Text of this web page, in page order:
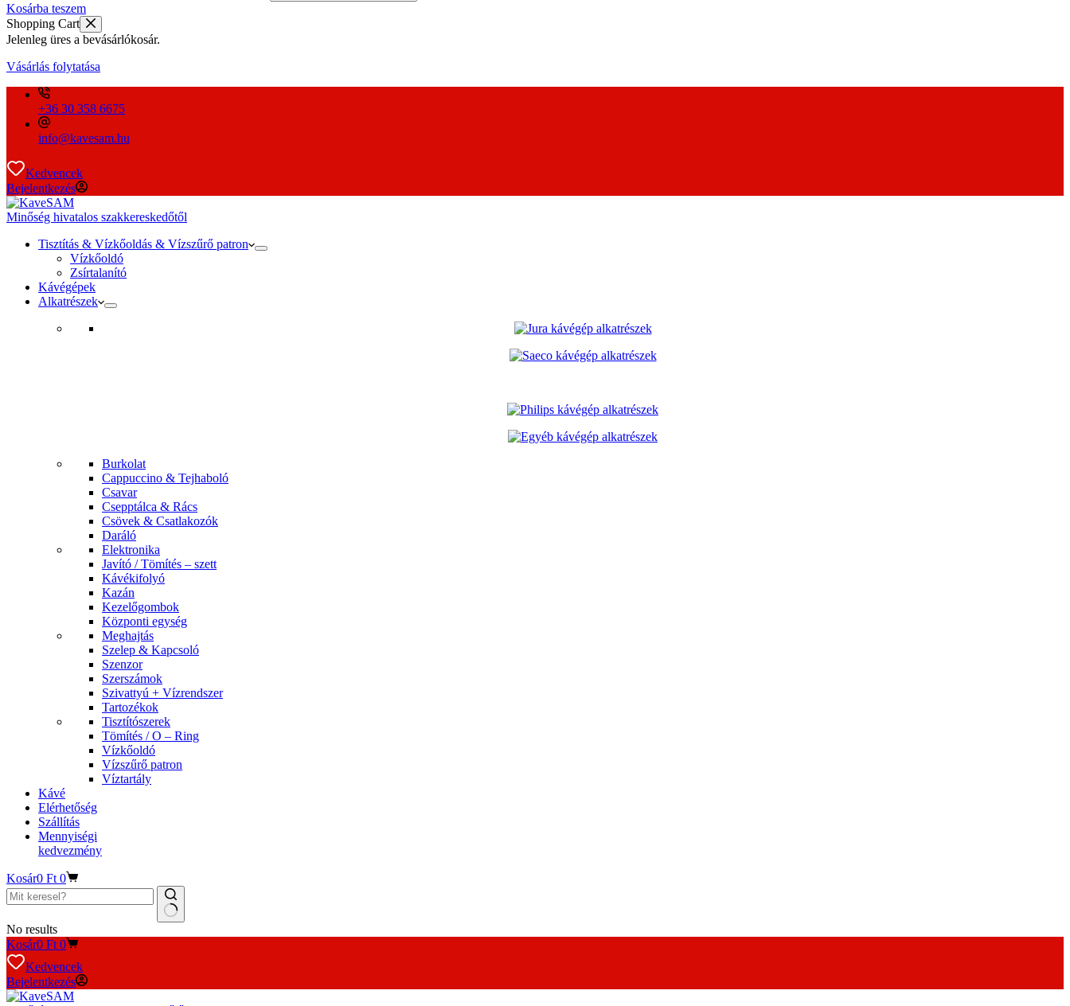
Kosárba teszem
Shopping Cart
Jelenleg üres a bevásárlókosár.
Vásárlás folytatása
+36 30 358 6675
info@kavesam.hu
Kedvencek
Bejelentkezés
Minőség hivatalos szakkereskedőtől
Tisztítás & Vízkőoldás & Vízszűrő patron
Vízkőoldó
Zsírtalanító
Kávégépek
Alkatrészek
Burkolat
Cappuccino & Tejhaboló
Csavar
Csepptálca & Rács
Csövek & Csatlakozók
Daráló
Elektronika
Javító / Tömítés – szett
Kávékifolyó
Kazán
Kezelőgombok
Központi egység
Meghajtás
Szelep & Kapcsoló
Szenzor
Szerszámok
Szivattyú + Vízrendszer
Tartozékok
Tisztítószerek
Tömítés / O – Ring
Vízkőoldó
Vízszűrő patron
Víztartály
Kávé
Elérhetőség
Szállítás
Mennyiségi
kedvezmény
Kosár0 Ft 0
No results
Kosár0 Ft 0
Kedvencek
Bejelentkezés